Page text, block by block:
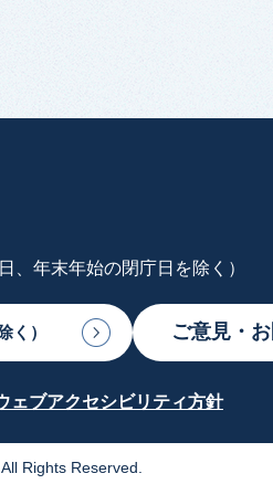
、年末年始の閉庁日を除く）
く） ご意見・
ェブアクセシビリティ方針
Rights Reserved.